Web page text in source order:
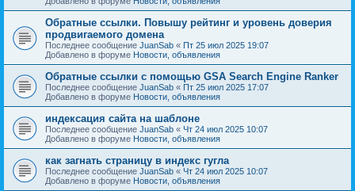
Обратные ссылки. Повышу рейтинг и уровень доверия
продвигаемого домена
Последнее сообщение JuanSab « Пт 25 июл 2025 19:07
Добавлено в форуме Новости, объявления
Обратные ссылки с помощью GSA Search Engine Ranker
Последнее сообщение JuanSab « Пт 25 июл 2025 17:07
Добавлено в форуме Новости, объявления
индексация сайта на шаблоне
Последнее сообщение JuanSab « Чт 24 июл 2025 10:07
Добавлено в форуме Новости, объявления
как загнать страницу в индекс гугла
Последнее сообщение JuanSab « Чт 24 июл 2025 10:07
Добавлено в форуме Новости, объявления